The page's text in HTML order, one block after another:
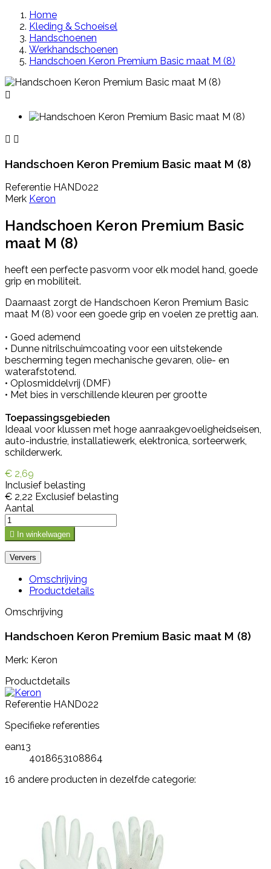
Home
Kleding & Schoeisel
Handschoenen
Werkhandschoenen
Handschoen Keron Premium Basic maat M (8)

 
Handschoen Keron Premium Basic maat M (8)
Referentie HAND022
Merk Keron
Handschoen Keron Premium Basic
maat M (8)
heeft een perfecte pasvorm voor elk model hand, goede
grip en mobiliteit.
Daarnaast zorgt de Handschoen Keron Premium Basic
maat M (8) voor een goede grip en voelen ze prettig aan.
• Goed ademend
• Dunne nitrilschuimcoating voor een uitstekende
bescherming tegen mechanische gevaren, olie- en
waterafstotend.
• Oplosmiddelvrij (DMF)
• Met bies in verschillende kleuren per grootte
Toepassingsgebieden
Ideaal voor klussen met hoge aanraakgevoeligheidseisen,
auto-industrie, installatiewerk, elektronica, sorteerwerk,
schilderwerk.
€ 2,69
Inclusief belasting
€ 2,22 Exclusief belasting
Aantal
 In winkelwagen
Omschrijving
Productdetails
Omschrijving
Handschoen Keron Premium Basic maat M (8)
Merk: Keron
Productdetails
Referentie HAND022
Specifieke referenties
ean13
4018653108864
16 andere producten in dezelfde categorie: